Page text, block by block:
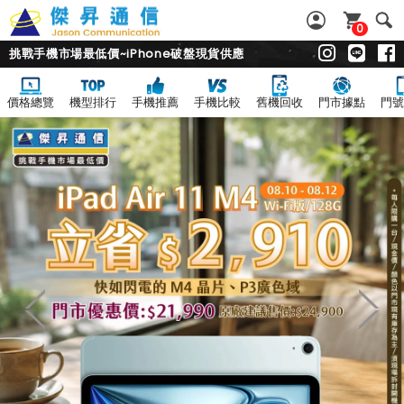
0
挑戰手機市場最低價~iPhone破盤現貨供應
價格總覽 機型排行 手機推薦 手機比較 舊機回收 門市據點 門